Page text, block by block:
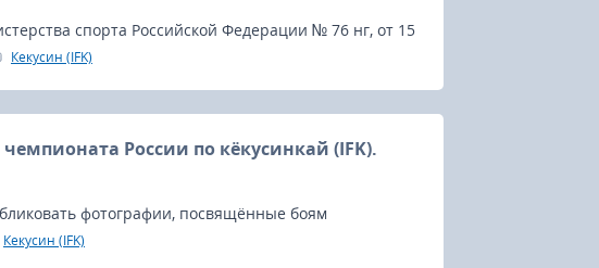
спорта Российской Федерации № 76 нг, от 15
Назаретяну и Сергею Чмуневичу присвоено
Кекусин (IFK)
России по кёкусинкай (IFK).
фотографии, посвящённые боям
по кёкусинкай (IFK), состоявшегося 31 марта в
Кекусин (IFK)